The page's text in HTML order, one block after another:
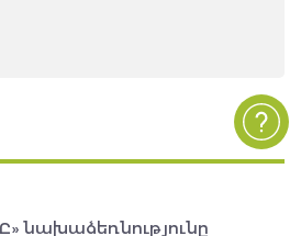
նախաձեռնությունը